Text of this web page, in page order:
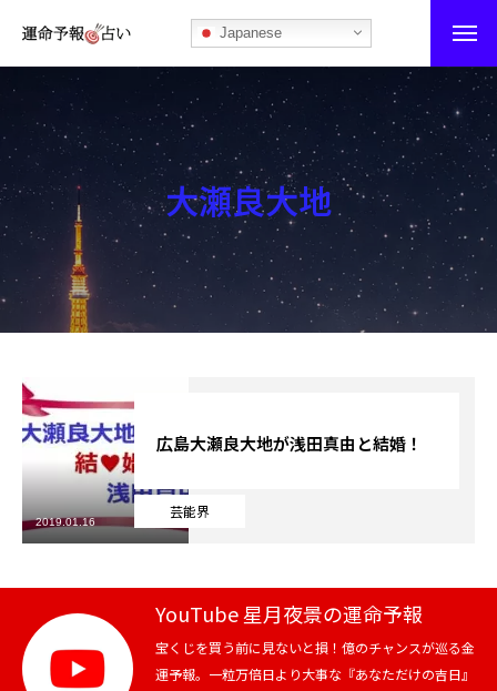
Japanese
運命予報占い
運命予報占いとは
あなたの所属部屋を探そう！
最恐の相性占い
秘伝公開！吉凶カレンダー
ブログ
お知らせ
芸能界
テニス
スポーツ
大瀬良大地
芸能界
広島大瀬良大地が浅田真由と結婚！
2019.01.16
YouTube 星月夜景の運命予報
宝くじを買う前に見ないと損！億のチャンスが巡る金
運予報。一粒万倍日より大事な『あなただけの吉日』